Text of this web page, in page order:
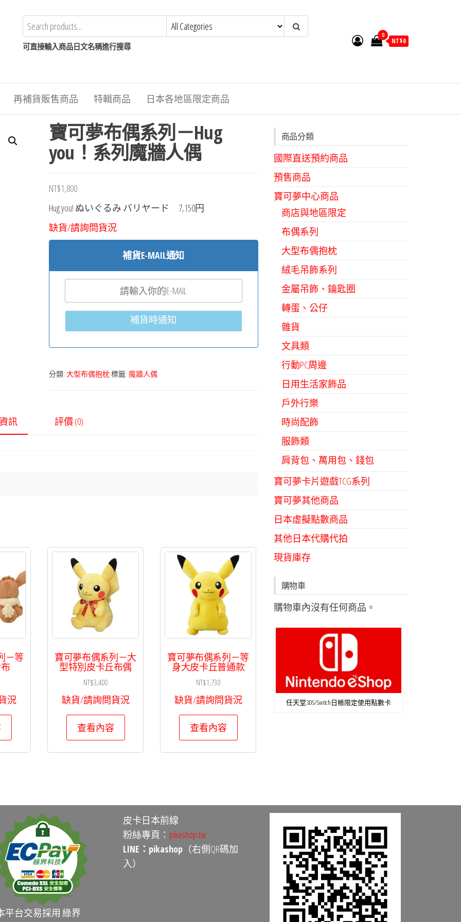
可直接輸入商品日文名稱進行搜尋
0
NT$0
再補貨販售商品 特輯商品 日本各地區限定商品
寶可夢布偶系列－Hug
you！系列魔牆人偶
NT$1,800
Hug you! ぬいぐるみ バリヤード 7,150円
缺貨/請詢問貨況
補貨E-MAIL通知
補貨時通知
分類: 大型布偶抱枕 標籤: 魔牆人偶
訊 評價 (0)
－等
況
寶可夢布偶系列－大
型特別皮卡丘布偶
NT$3,400
缺貨/請詢問貨況
查看內容
寶可夢布偶系列－等
身大皮卡丘普通款
NT$1,730
缺貨/請詢問貨況
查看內容
商品分類
國際直送預約商品
預售商品
寶可夢中心商品
商店與地區限定
布偶系列
大型布偶抱枕
絨毛吊飾系列
金屬吊飾、鑰匙圈
轉蛋、公仔
雜貨
文具類
行動PC周邊
日用生活家飾品
戶外行樂
時尚配飾
服飾類
肩背包、萬用包、錢包
寶可夢卡片遊戲TCG系列
寶可夢其他商品
日本虛擬點數商品
其他日本代購代拍
現貨庫存
購物車
購物車內沒有任何商品。
任天堂3DS/Switch日帳限定使用點數卡
平台交易採用 綠界
皮卡日本前線
粉絲專頁： pikashop.tw
LINE：pikashop （右側QR碼加
入）